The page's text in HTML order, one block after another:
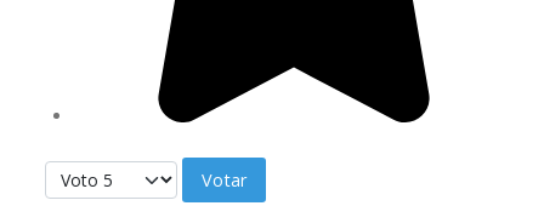
Por favor, vote